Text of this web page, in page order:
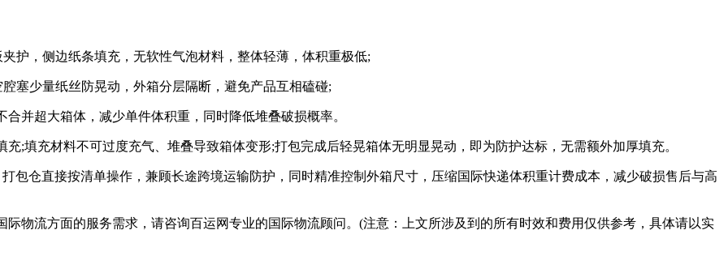
，侧边纸条填充，无软性气泡材料，整体轻薄，体积重极低;
少量纸丝防晃动，外箱分层隔断，避免产品互相磕碰;
超大箱体，减少单件体积重，同时降低堆叠破损概率。
充材料不可过度充气、堆叠导致箱体变形;打包完成后轻晃箱体无明显晃动，即为防护达标，无需额外加厚填充。
仓直接按清单操作，兼顾长途跨境运输防护，同时精准控制外箱尺寸，压缩国际快递体积重计费成本，减少破损售后与高
流方面的服务需求，请咨询百运网专业的国际物流顾问。(注意：上文所涉及到的所有时效和费用仅供参考，具体请以实